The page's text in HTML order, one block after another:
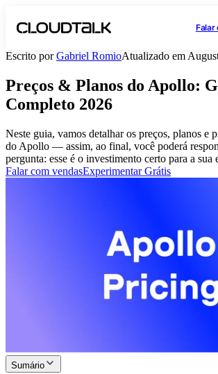
Falar
Escrito porGabriel RomioAtualizado em
Preços & Planos do Apollo:
Completo 2026
Neste guia, vamos detalhar os preços, planos e
do Apollo — assim, ao final, você poderá
pergunta: esse é o investimento certo para a sua
Falar com vendasExperimentar Grátis
Sumário